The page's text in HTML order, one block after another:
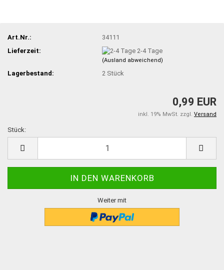
Art.Nr.:
34111
Lieferzeit:
2-4 Tage
(Ausland abweichend)
Lagerbestand: 2 Stück
0,99 EUR
inkl. 19% MwSt. zzgl. Versand
Stück:
Weiter mit